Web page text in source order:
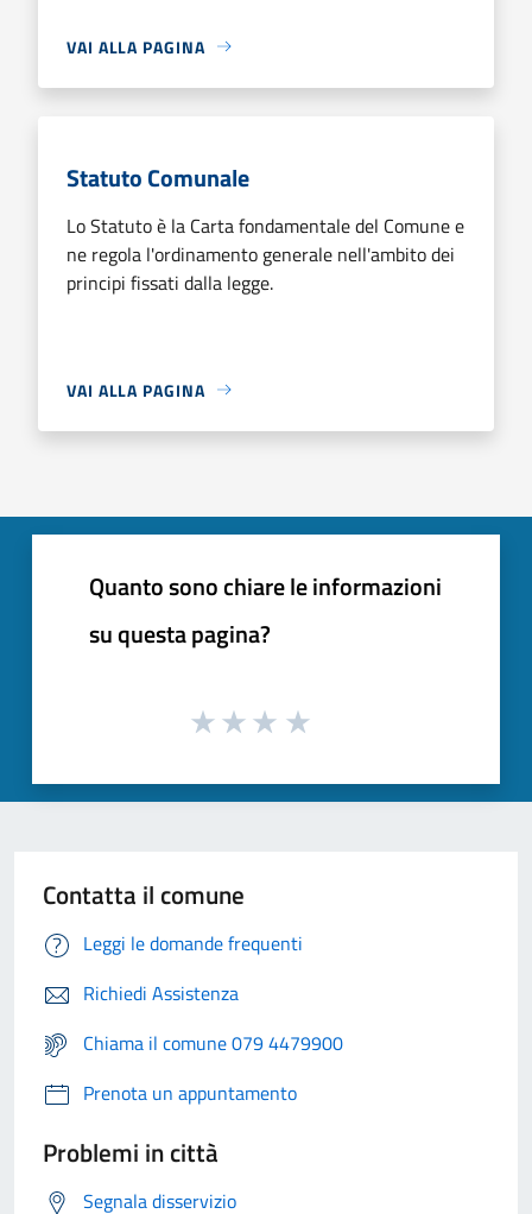
VAI ALLA PAGINA
Statuto Comunale
Lo Statuto è la Carta fondamentale del Comune e
ne regola l'ordinamento generale nell'ambito dei
principi fissati dalla legge.
VAI ALLA PAGINA
Quanto sono chiare le informazioni
su questa pagina?
Contatta il comune
Leggi le domande frequenti
Richiedi Assistenza
Chiama il comune 079 4479900
Prenota un appuntamento
Problemi in città
Segnala disservizio